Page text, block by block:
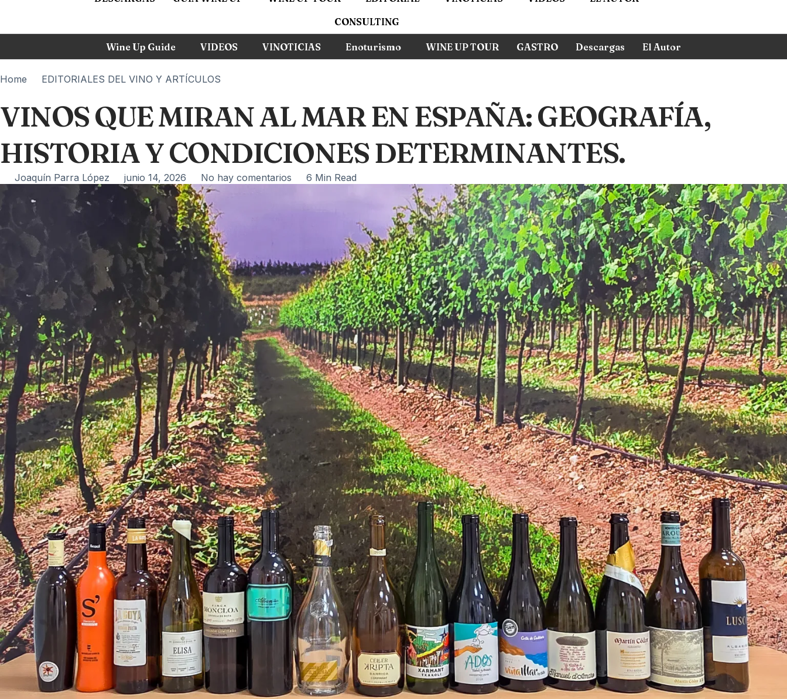
CONSULTING
Wine Up Guide VIDEOS VINOTICIAS Enoturismo WINE UP TOUR GASTRO Descargas El Autor
Home EDITORIALES DEL VINO Y ARTÍCULOS
VINOS QUE MIRAN AL MAR EN ESPAÑA: GEOGRAFÍA,
HISTORIA Y CONDICIONES DETERMINANTES.
Joaquín Parra López junio 14, 2026 No hay comentarios 6 Min Read